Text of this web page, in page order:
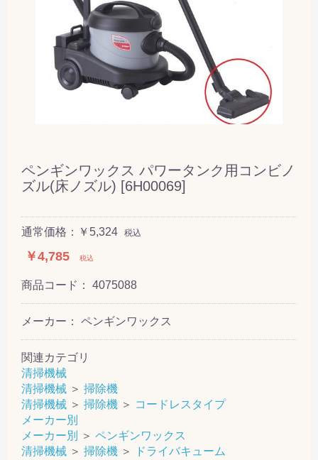
ペンギンワックス パワータンク用コンビノ
ズル(床ノズル) [6H00069]
通常価格：￥5,324 税込
￥4,785 税込
商品コード： 4075088
メーカー： ペンギンワックス
関連カテゴリ
清掃機械
清掃機械 ＞ 掃除機
清掃機械 ＞ 掃除機 ＞ コードレスタイプ
メーカー別
メーカー別
＞ ペンギンワックス
清掃機械 ＞ 掃除機 ＞ ドライバキューム